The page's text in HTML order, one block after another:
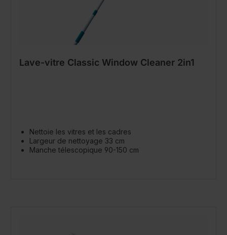
Lave-vitre Classic Window Cleaner 2in1
Nettoie les vitres et les cadres
Largeur de nettoyage 33 cm
Manche télescopique 90-150 cm